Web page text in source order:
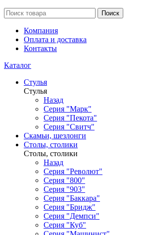
Поиск
Компания
Оплата и доставка
Контакты
Каталог
Стулья
Стулья
Назад
Серия "Марк"
Серия "Пекота"
Серия "Свитч"
Скамьи, шезлонги
Столы, столики
Столы, столики
Назад
Серия "Револют"
Серия "800"
Серия "903"
Серия "Баккара"
Серия "Бридж"
Серия "Демпси"
Серия "Куб"